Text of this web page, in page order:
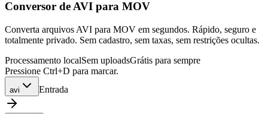
Conversor de AVI para MOV
Converta arquivos AVI para MOV em segundos. Rápido, seguro e
totalmente privado. Sem cadastro, sem taxas, sem restrições ocultas.
Processamento localSem uploadsGrátis para sempre
Pressione Ctrl+D para marcar.
avi Entrada